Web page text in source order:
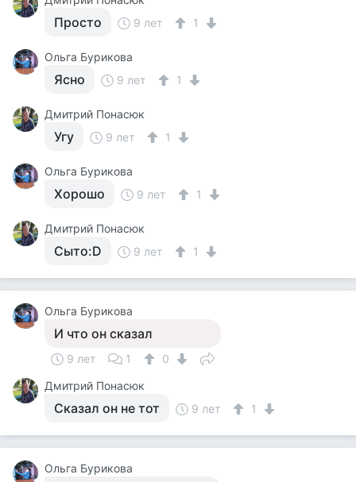
Просто 9 лет 1
Ольга Бурикова
Ясно 9 лет 1
Дмитрий Понасюк
Угу 9 лет 1
Ольга Бурикова
Хорошо 9 лет 1
Дмитрий Понасюк
Сыто:D 9 лет 1
Ольга Бурикова
И что он сказал
9 лет 1
0
Дмитрий Понасюк
Сказал он не тот 9 лет 1
Ольга Бурикова